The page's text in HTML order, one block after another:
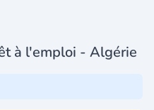
à l'emploi - Algérie